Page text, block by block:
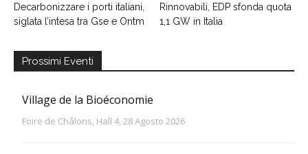
Decarbonizzare i porti italiani,
siglata l’intesa tra Gse e Ontm
Rinnovabili, EDP sfonda quota
1,1 GW in Italia
Prossimi Eventi
Village de la Bioéconomie
Foire de Châlons, Hall 4, 28 Agosto 2026